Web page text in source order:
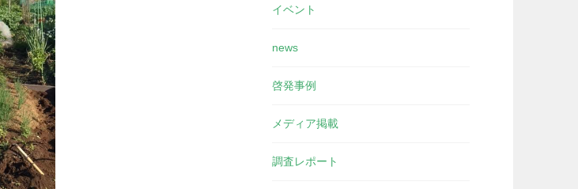
イベント
news
啓発事例
メディア掲載
調査レポート